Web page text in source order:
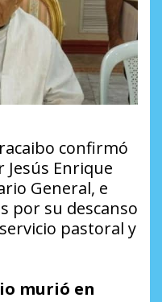
confirmó
Enrique
General, e
por su descanso
pastoral y
murió en